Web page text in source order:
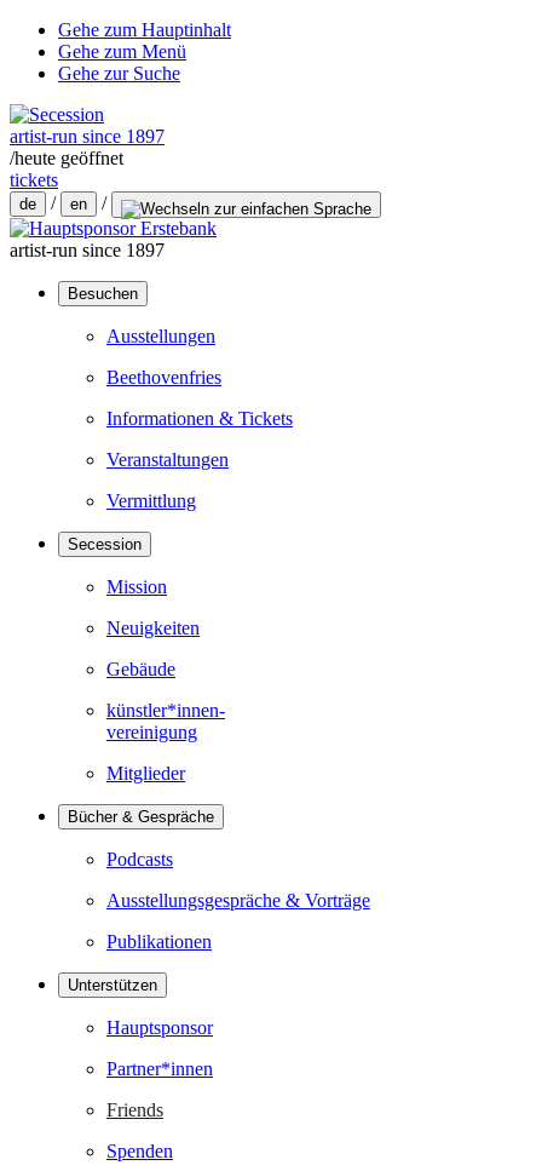
Gehe zum Hauptinhalt
Gehe zum Menü
Gehe zur Suche
artist-run since 1897
/heute geöffnet
tickets
de / en /
artist-run since 1897
Besuchen
Ausstellungen
Beethovenfries
Informationen & Tickets
Veranstaltungen
Vermittlung
Secession
Mission
Neuigkeiten
Gebäude
künstler*innen-
vereinigung
Mitglieder
Bücher & Gespräche
Podcasts
Ausstellungsgespräche & Vorträge
Publikationen
Unterstützen
Hauptsponsor
Partner*innen
Friends
Spenden